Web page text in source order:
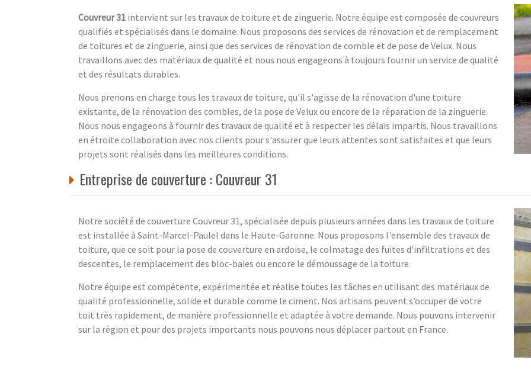
Couvreur 31 intervient sur les travaux de toiture et de zinguerie. Notre équipe est composée de couvreurs
qualifiés et spécialisés dans le domaine. Nous proposons des services de rénovation et de remplacement
de toitures et de zinguerie, ainsi que des services de rénovation de comble et de pose de Velux. Nous
travaillons avec des matériaux de qualité et nous nous engageons à toujours fournir un service de qualité
et des résultats durables.
Nous prenons en charge tous les travaux de toiture, qu'il s'agisse de la rénovation d'une toiture
existante, de la rénovation des combles, de la pose de Velux ou encore de la réparation de la zinguerie.
Nous nous engageons à fournir des travaux de qualité et à respecter les délais impartis. Nous travaillons
en étroite collaboration avec nos clients pour s'assurer que leurs attentes sont satisfaites et que leurs
projets sont réalisés dans les meilleures conditions.
Entreprise de couverture : Couvreur 31
Notre société de couverture Couvreur 31, spécialisée depuis plusieurs années dans les travaux de toiture
est installée à Saint-Marcel-Paulel dans le Haute-Garonne. Nous proposons l'ensemble des travaux de
toiture, que ce soit pour la pose de couverture en ardoise, le colmatage des fuites d'infiltrations et des
descentes, le remplacement des bloc-baies ou encore le démoussage de la toiture.
Notre équipe est compétente, expérimentée et réalise toutes les tâches en utilisant des matériaux de
qualité professionnelle, solide et durable comme le ciment. Nos artisans peuvent s’occuper de votre
toit très rapidement, de manière professionnelle et adaptée à votre demande. Nous pouvons intervenir
sur la région et pour des projets importants nous pouvons nous déplacer partout en France.